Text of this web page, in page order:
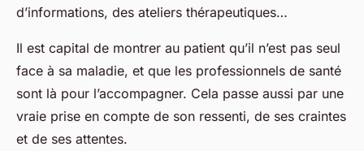
d’informations, des ateliers thérapeutiques…
Il est capital de montrer au patient qu’il n’est pas seul
face à sa maladie, et que les professionnels de santé
sont là pour l’accompagner. Cela passe aussi par une
vraie prise en compte de son ressenti, de ses craintes
et de ses attentes.